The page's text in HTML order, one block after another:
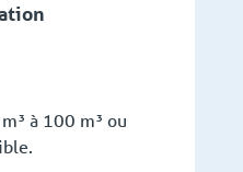
à 100 m³ ou